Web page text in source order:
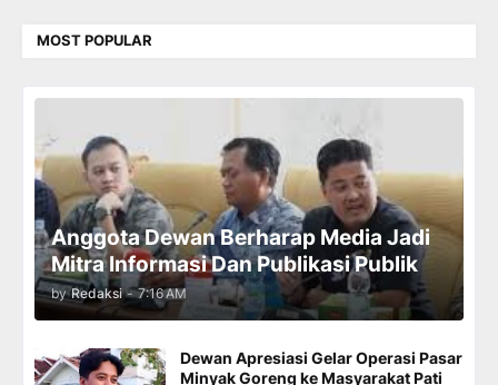
MOST POPULAR
Anggota Dewan Berharap Media Jadi
Mitra Informasi Dan Publikasi Publik
by Redaksi - 7:16 AM
Dewan Apresiasi Gelar Operasi Pasar
Minyak Goreng ke Masyarakat Pati